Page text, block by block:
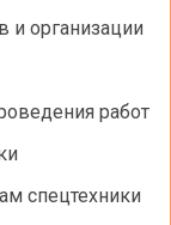
и организации
работ
спецтехники